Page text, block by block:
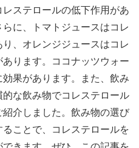
ステロールの低下作用があ
に、トマトジュースはコレ
、オレンジジュースはコレ
ります。ココナッツウォー
果があります。また、飲み
な飲み物でコレステロール
介しました。飲み物の選び
ことで、コレステロールを